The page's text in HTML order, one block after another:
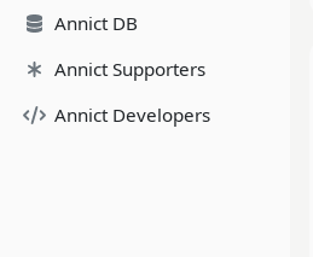
Annict DB
Annict Supporters
Annict Developers